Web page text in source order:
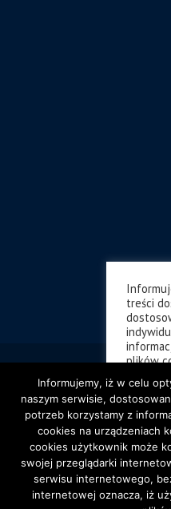
treści
plików
pomocą
zmiany
Informujemy, iż w celu
naszym serwisie,
potrzeb korzystamy z
cookies na urządzeniach
cookies użytkownik może
swojej przeglądarki
serwisu internetowego,
internetowej oznacza, iż